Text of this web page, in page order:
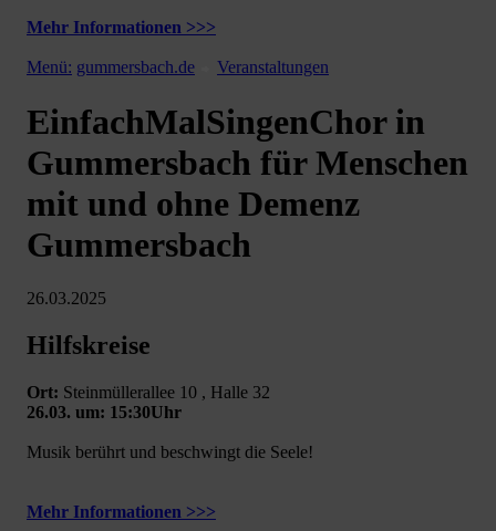
Mehr Informationen >>>
Menü: gummersbach.de Veranstaltungen
EinfachMalSingenChor in
Gummersbach für Menschen
mit und ohne Demenz
Gummersbach
26.03.2025
Hilfskreise
Ort: Steinmüllerallee 10 , Halle 32
26.03. um: 15:30Uhr
Musik berührt und beschwingt die Seele!
Mehr Informationen >>>